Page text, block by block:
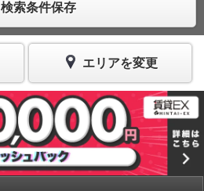
検索条件保存
エリアを変更